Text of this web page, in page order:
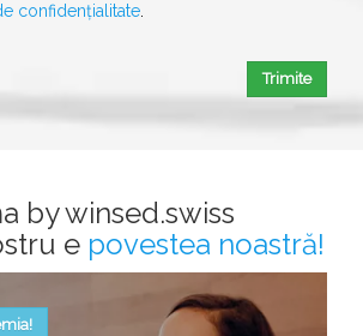
confidențialitate
Trimite
by winsed.swiss
e povestea noastră!